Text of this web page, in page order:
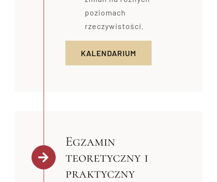
poziomach
rzeczywistości.
KALENDARIUM
Egzamin
teoretyczny i
praktyczny